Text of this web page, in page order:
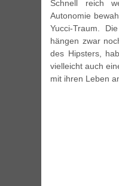
Schnell reich
Autonomie
Yucci-Traum.
hängen zwar
des Hipsters,
vielleicht auch
mit ihren Leben